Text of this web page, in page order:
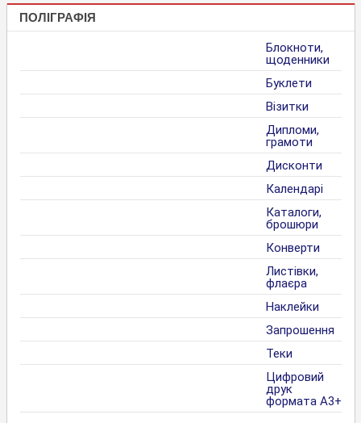
ПОЛІГРАФІЯ
Блокноти,
щоденники
Буклети
Візитки
Дипломи,
грамоти
Дисконти
Календарі
Каталоги,
брошюри
Конверти
Листівки,
флаєра
Наклейки
Запрошення
Теки
Цифровий
друк
формата А3+